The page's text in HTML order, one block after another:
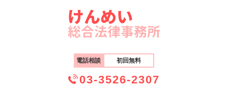
電話相談 初回無料
03-3526-2307